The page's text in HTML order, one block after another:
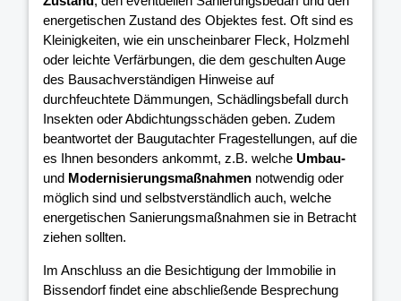
energetischen Zustand des Objektes fest. Oft sind es
Kleinigkeiten, wie ein unscheinbarer Fleck, Holzmehl
oder leichte Verfärbungen, die dem geschulten Auge
des Bausachverständigen Hinweise auf
durchfeuchtete Dämmungen, Schädlingsbefall durch
Insekten oder Abdichtungsschäden geben. Zudem
beantwortet der Baugutachter Fragestellungen, auf die
es Ihnen besonders ankommt, z.B. welche Umbau-
und Modernisierungsmaßnahmen notwendig oder
möglich sind und selbstverständlich auch, welche
energetischen Sanierungsmaßnahmen sie in Betracht
ziehen sollten.
Im Anschluss an die Besichtigung der Immobilie in
Bissendorf findet eine abschließende Besprechung